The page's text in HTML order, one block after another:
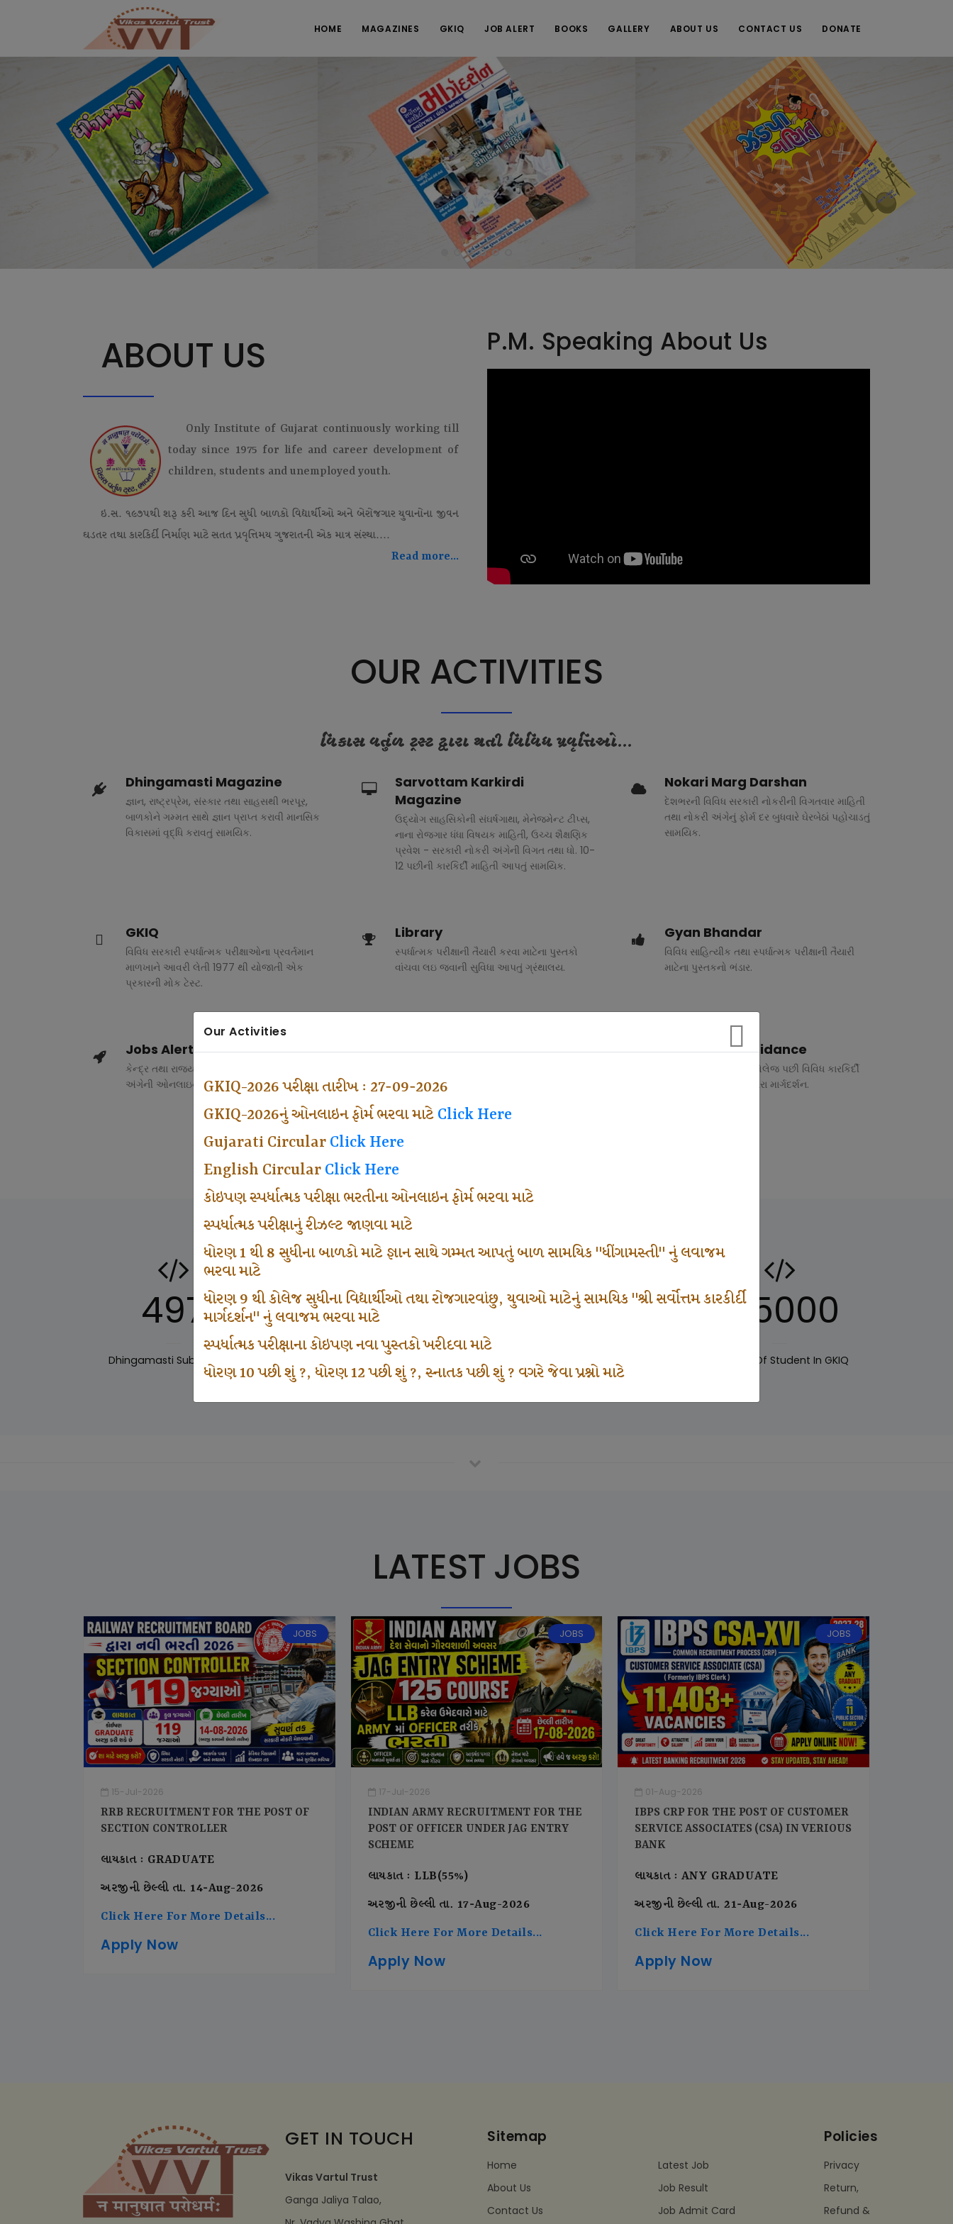
HOME MAGAZINES GKIQ JOB ALERT BOOKS GALLERY ABOUT US CONTACT US DONATE
Our Activities
GKIQ-2026 પરીક્ષા તારીખ : 27-09-2026
GKIQ-2026નું ઓનલાઇન ફોર્મ ભરવા માટે Click Here
Gujarati Circular Click Here
English Circular Click Here
કોઇપણ સ્પર્ધાત્મક પરીક્ષા ભરતીના ઓનલાઇન ફોર્મ ભરવા માટે
સ્પર્ધાત્મક પરીક્ષાનું રીઝલ્ટ જાણવા માટે
ધોરણ 1 થી 8 સુધીના બાળકો માટે જ્ઞાન સાથે ગમ્મત આપતું બાળ સામયિક "ધીંગામસ્તી" નું લવાજમ
ભરવા માટે
ધોરણ 9 થી કોલેજ સુધીના વિદ્યાર્થીઓ તથા રોજગારવાંછુ, યુવાઓ માટેનું સામયિક "શ્રી સર્વોત્તમ કારકીર્દી
માર્ગદર્શન" નું લવાજમ ભરવા માટે
સ્પર્ધાત્મક પરીક્ષાના કોઇપણ નવા પુસ્તકો ખરીદવા માટે
ધોરણ 10 પછી શું ?, ધોરણ 12 પછી શું ?, સ્નાતક પછી શું ? વગરે જેવા પ્રશ્નો માટે
ABOUT US
Only Institute of Gujarat continuously working till
today since 1975 for life and career development of
children, students and unemployed youth.
ઇ.સ. ૧૯૭૫થી શરૂ કરી આજ દિન સુધી બાળકો વિદ્યાર્થીઓ અને બેરોજગાર યુવાનોના જીવન
ઘડતર તથા કારકિર્દી નિર્માણ માટે સતત પ્રવૃત્તિમય ગુજરાતની એક માત્ર સંસ્થા....
Read more...
P.M. Speaking About Us
OUR ACTIVITIES
વિકાસ વર્તુળ ટ્રસ્ટ દ્વારા થતી વિવિધ પ્રવૃત્તિઓ...
Dhingamasti Magazine
જ્ઞાન, રાષ્ટ્રપ્રેમ, સંસ્કાર તથા સાહસથી ભરપૂર,
બાળકોને ગમ્મત સાથે જ્ઞાન પ્રાપ્ત કરાવી માનસિક
વિકાસમાં વૃદ્ધિ કરાવતું સામયિક.
Sarvottam Karkirdi
Magazine
ઉદ્યોગ સાહસિકોની સંઘર્ષગાથા, મેનેજમેન્ટ ટીપ્સ,
નાના રોજગાર ધંધા વિષયક માહિતી, ઉચ્ચ શૈક્ષણિક
પ્રવેશ - સરકારી નોકરી અંગેની વિગત તથા ધો. 10-
12 પછીની કારકિર્દી માહિતી આપતું સામયિક.
Nokari Marg Darshan
દેશભરની વિવિધ સરકારી નોકરીની વિગતવાર માહિતી
તથા નોકરી અંગેનું ફોર્મ દર બુધવારે ઘેરબેઠાં પહોચાડતું
સામયિક.
GKIQ
વિવિધ સરકારી સ્પર્ધાત્મક પરીક્ષાઓના પ્રવર્તમાન
માળખાને આવરી લેતી 1977 થી યોજાતી એક
પ્રકારની મોક ટેસ્ટ.
Library
સ્પર્ધાત્મક પરીક્ષાની તૈયારી કરવા માટેના પુસ્તકો
વાંચવા લઇ જવાની સુવિધા આપતું ગ્રંથાલય.
Gyan Bhandar
વિવિધ સાહિત્યીક તથા સ્પર્ધાત્મક પરીક્ષાની તૈયારી
માટેના પુસ્તકનો ભંડાર.
Jobs Alert
કેન્દ્ર તથા રાજ્ય સરકારના વિવિધ વિભાગોમાં ભરતી
અંગેની ઓનલાઇન માહિતી.
Competitive Exam Class
હેતુ ફક્ત વ્યવસ્થા ખર્ચ લઇ ચલાવતા વર્ગ.
Vocational Guidance
ધોરણ 10 અને 12 તથા કોલેજ પછી વિવિધ કારકિર્દી
અંગે રૂબરુ તથા ફોન દ્વારા માર્ગદર્શન.
497
Dhingamasti Subscription
666 1000 125000
Number Of Student In GKIQ
LATEST JOBS
JOBS
15-Jul-2026
RRB RECRUITMENT FOR THE POST OF
SECTION CONTROLLER
લાયકાત : GRADUATE
અરજીની છેલ્લી તા. 14-Aug-2026
Click Here For More Details...
Apply Now
JOBS
17-Jul-2026
INDIAN ARMY RECRUITMENT FOR THE
POST OF OFFICER UNDER JAG ENTRY
SCHEME
લાયકાત : LLB(55%)
અરજીની છેલ્લી તા. 17-Aug-2026
Click Here For More Details...
Apply Now
JOBS
01-Aug-2026
IBPS CRP FOR THE POST OF CUSTOMER
SERVICE ASSOCIATES (CSA) IN VERIOUS
BANK
લાયકાત : ANY GRADUATE
અરજીની છેલ્લી તા. 21-Aug-2026
Click Here For More Details...
Apply Now
GET IN TOUCH
Vikas Vartul Trust
Ganga Jaliya Talao,
Sitemap
Home
About Us
Contact Us
Latest Job
Job Result
Job Admit Card
Policies
Privacy
Return,
Refund &